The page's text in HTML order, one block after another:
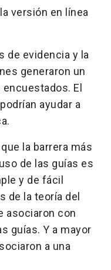
versión en línea
de evidencia y la
generaron un
El
ayudar a
la barrera más
de las guías es
y de fácil
de la teoría del
asociaron con
guías. Y a mayor
a una